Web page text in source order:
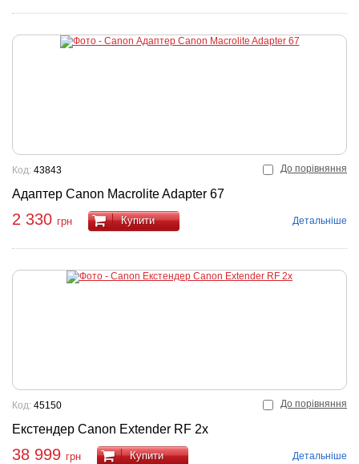
До порівняння
Адаптер Canon Macrolite Adapter 67
Код: 43843
2 330 грн Купити Детальніше
До порівняння
Екстендер Canon Extender RF 2x
Код: 45150
38 999 грн Купити Детальніше